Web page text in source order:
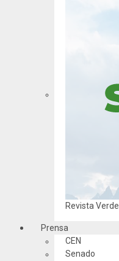
Revista Verde
Prensa
CEN
Senado